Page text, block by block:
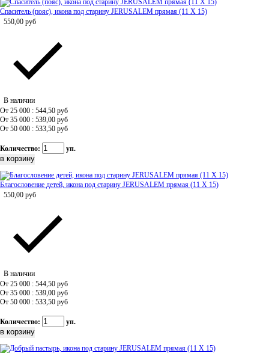
Спаситель (пояс), икона под старину JERUSALEM прямая (11 Х 15)
550,00 руб
В наличии
От 25 000 : 544,50 руб
От 35 000 : 539,00 руб
От 50 000 : 533,50 руб
Количество: уп.
Благословение детей, икона под старину JERUSALEM прямая (11 Х 15)
550,00 руб
В наличии
От 25 000 : 544,50 руб
От 35 000 : 539,00 руб
От 50 000 : 533,50 руб
Количество: уп.